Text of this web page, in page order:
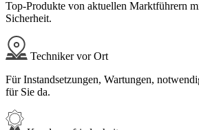
Top-Produkte von aktuellen Marktführern
Sicherheit.
Techniker vor Ort
Für Instandsetzungen, Wartungen,
für Sie da.